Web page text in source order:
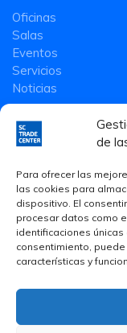
de
Para ofrecer las
las cookies para
dispositivo. El
procesar datos como
identificaciones
consentimiento,
características y
Oficinas
Salas
Eventos
Servicios
Noticias
Aviso Legal